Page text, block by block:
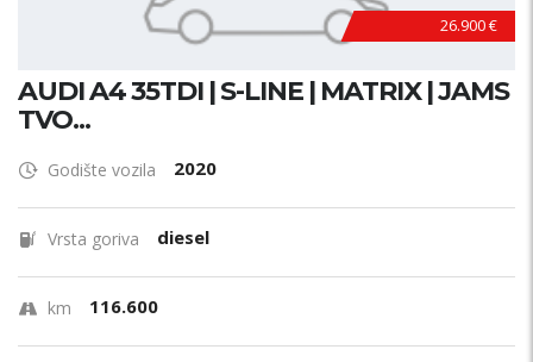
26.900 €
AUDI A4 35TDI | S-LINE | MATRIX | JAMS
TVO...
Godište vozila 2020
Vrsta goriva diesel
km 116.600